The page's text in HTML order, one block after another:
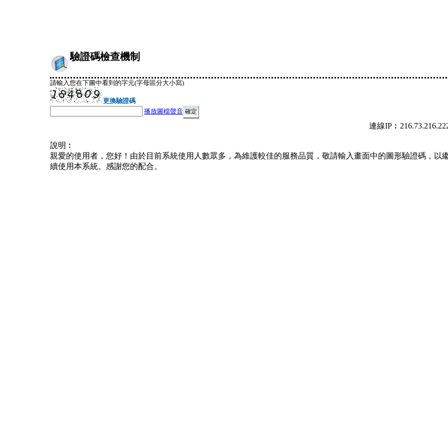
驗證碼檢查機制
請輸入您在下圖中看到的字元(字母區分大小寫)
更換驗證碼
播放圖檔聲音
連線
說明︰
親愛的使用者，您好！由於目前系統使用人數眾多，為維護較佳的服務品質，敬請輸入畫面中的圖形驗證碼，以
續使用本系統。感謝您的配合。